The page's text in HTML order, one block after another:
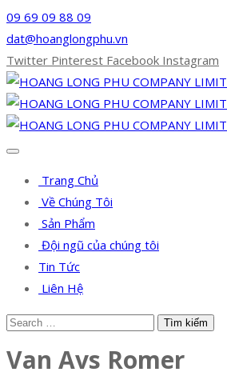
09 69 09 88 09
dat@hoanglongphu.vn
Twitter Pinterest Facebook Instagram
Trang Chủ
Về Chúng Tôi
Sản Phẩm
Đội ngũ của chúng tôi
Tin Tức
Liên Hệ
Van Avs Romer